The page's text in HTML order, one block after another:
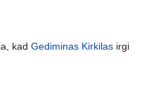
kad Gediminas Kirkilas irgi